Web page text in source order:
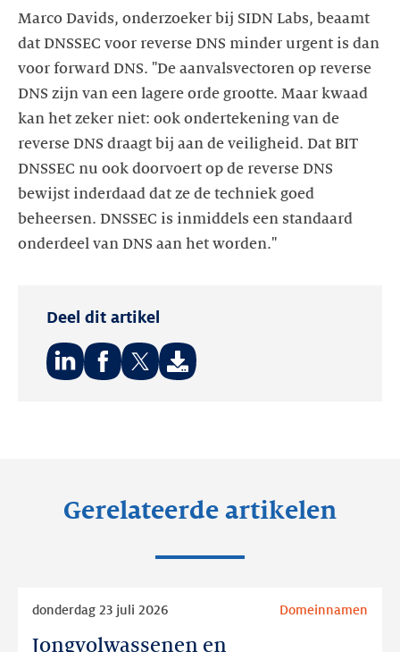
Marco Davids, onderzoeker bij SIDN Labs, beaamt
dat DNSSEC voor reverse DNS minder urgent is dan
voor forward DNS. "De aanvalsvectoren op reverse
DNS zijn van een lagere orde grootte. Maar kwaad
kan het zeker niet: ook ondertekening van de
reverse DNS draagt bij aan de veiligheid. Dat BIT
DNSSEC nu ook doorvoert op de reverse DNS
bewijst inderdaad dat ze de techniek goed
beheersen. DNSSEC is inmiddels een standaard
onderdeel van DNS aan het worden."
Deel dit artikel
Gerelateerde artikelen
Jongvolwassenen en
donderdag 23 juli 2026 Domeinnamen
Jongvolwassenen